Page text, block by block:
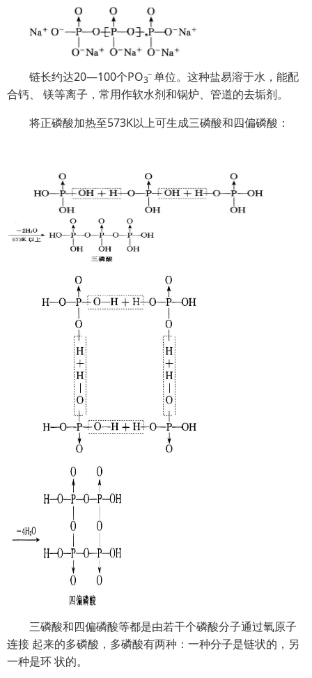
链长约达20—100个PO3
单位。这种盐易溶于水，能配
合钙、 镁等离子，常用作软水剂和锅炉、管道的去垢剂。
将正磷酸加热至573K以上可生成三磷酸和四偏磷酸：
三磷酸和四偏磷酸等都是由若干个磷酸分子通过氧原子
连接 起来的多磷酸，多磷酸有两种：一种分子是链状的，另
一种是环 状的。